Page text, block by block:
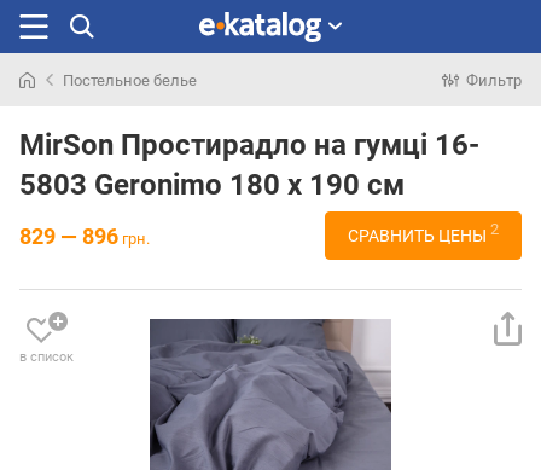
раньше
Постельное белье Фильтр
MirSon Простирадло на гумці 16-
5803 Geronimo 180 х 190 см
829 — 896 грн. СРАВНИТЬ ЦЕНЫ 2
в список